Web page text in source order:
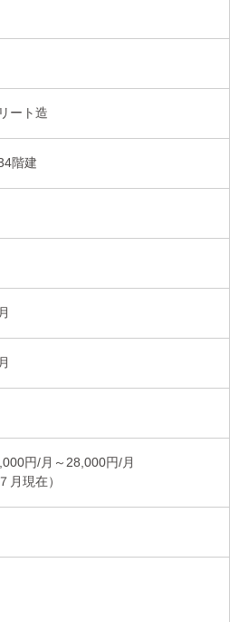
ート造
階建
円/月～28,000円/月
月現在）